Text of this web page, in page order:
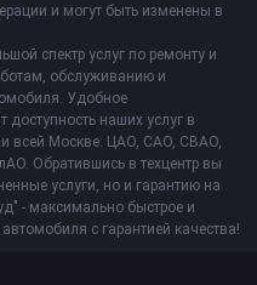
и могут быть изменены в
спектр услуг по ремонту и
обслуживанию и
Удобное
наших услуг в
всей Москве: ЦАО, САО, СВАО,
Обратившись в техцентр вы
услуги, но и гарантию на
- максимально быстрое и
с гарантией качества!